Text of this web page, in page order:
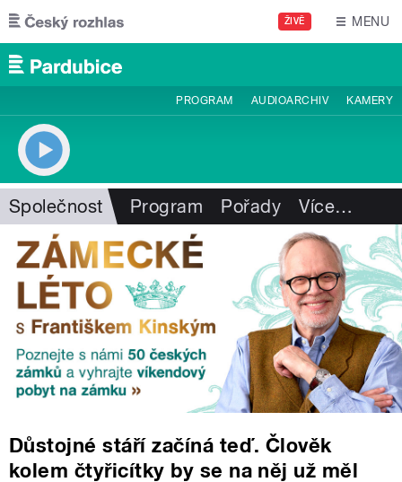
Přejít k hlavnímu obsahu
ŽIVĚ MENU
PROGRAM AUDIOARCHIV KAMERY
Společnost Program Pořady Více…
Důstojné stáří začíná teď. Člověk
kolem čtyřicítky by se na něj už měl